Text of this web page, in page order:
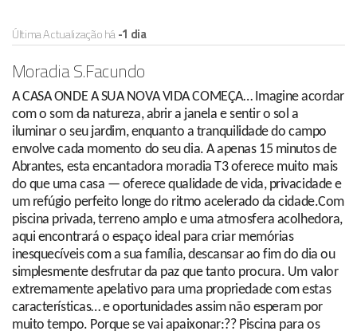
Última Actualização há-1 dia
Moradia S.Facundo
A CASA ONDE A SUA NOVA VIDA COMEÇA… Imagine acordar
com o som da natureza, abrir a janela e sentir o sol a
iluminar o seu jardim, enquanto a tranquilidade do campo
envolve cada momento do seu dia. A apenas 15 minutos de
Abrantes, esta encantadora moradia T3 oferece muito mais
do que uma casa — oferece qualidade de vida, privacidade e
um refúgio perfeito longe do ritmo acelerado da cidade.Com
piscina privada, terreno amplo e uma atmosfera acolhedora,
aqui encontrará o espaço ideal para criar memórias
inesquecíveis com a sua família, descansar ao fim do dia ou
simplesmente desfrutar da paz que tanto procura. Um valor
extremamente apelativo para uma propriedade com estas
características… e oportunidades assim não esperam por
muito tempo. Porque se vai apaixonar:?? Piscina para os